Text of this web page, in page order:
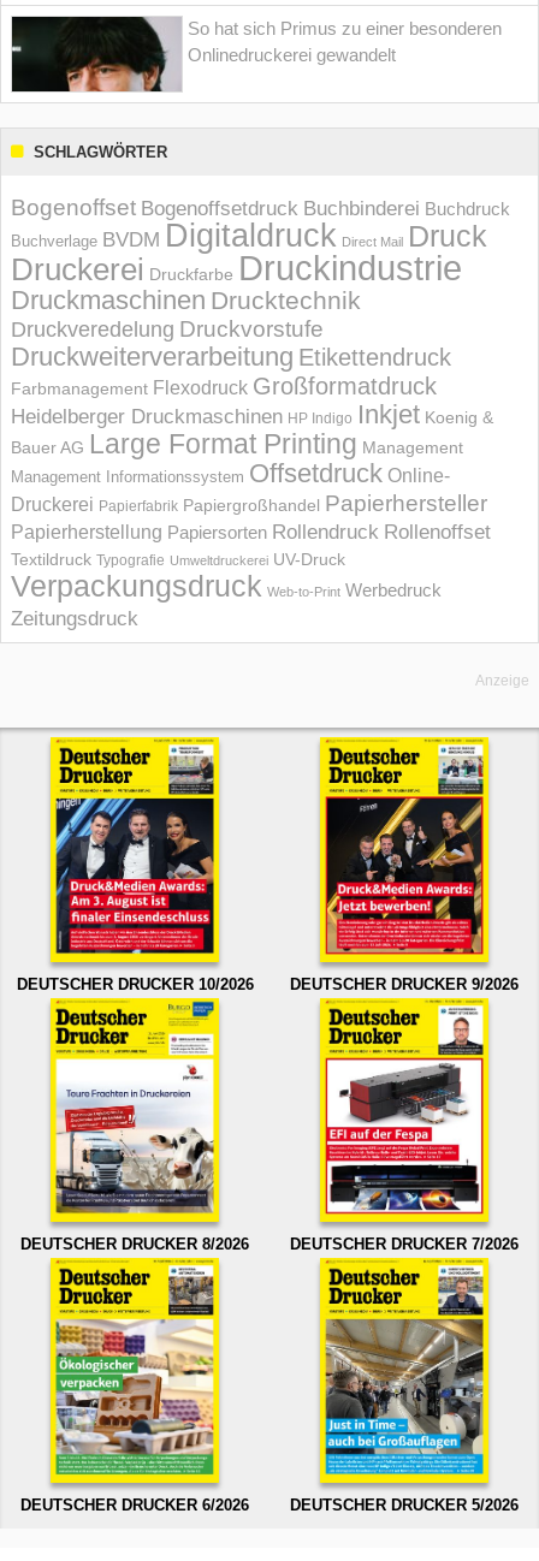
So hat sich Primus zu einer besonderen
Onlinedruckerei gewandelt
SCHLAGWÖRTER
Bogenoffset Bogenoffsetdruck Buchbinderei Buchdruck
Buchverlage BVDM Digitaldruck Direct Mail Druck
Druckerei Druckfarbe Druckindustrie
Druckmaschinen Drucktechnik
Druckveredelung Druckvorstufe
Druckweiterverarbeitung Etikettendruck
Farbmanagement Flexodruck Großformatdruck
Heidelberger Druckmaschinen HP Indigo Inkjet Koenig &
Bauer AG Large Format Printing Management
Management Informations­system Offsetdruck Online-
Druckerei Papierfabrik Papiergroßhandel Papierhersteller
Papierherstellung Papiersorten Rollendruck Rollenoffset
Textildruck Typografie Umweltdruckerei UV-Druck
Verpackungsdruck Web-to-Print Werbedruck
Zeitungsdruck
Anzeige
DEUTSCHER DRUCKER 10/2026 DEUTSCHER DRUCKER 9/2026
DEUTSCHER DRUCKER 8/2026 DEUTSCHER DRUCKER 7/2026
DEUTSCHER DRUCKER 6/2026 DEUTSCHER DRUCKER 5/2026